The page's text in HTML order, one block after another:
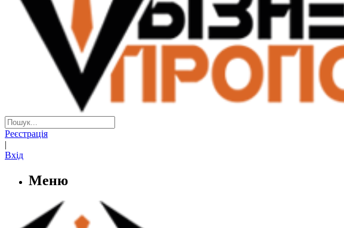
Реєстрація
|
Вхід
Меню